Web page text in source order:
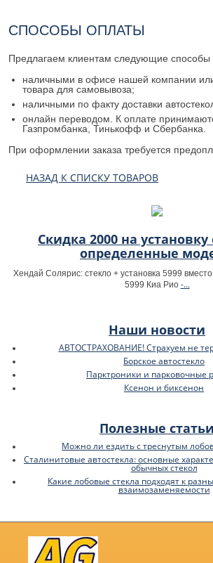
СПОСОБЫ ОПЛАТЫ
Предлагаем клиентам следующие способы
наличными в офисе нашей компании
товара для самовывоза;
наличными по факту доставки
онлайн переводом. К оплате
Газпромбанка, Тинькофф и Сбербанка.
При оформлении заказа требуется
НАЗАД К СПИСКУ ТОВАРОВ
Скидка 2000 на установку
определенные
Хендай Солярис: стекло + установка 5999
5999 Киа Рио -...
Наши новости
АВТОСТРАХОВАНИЕ! Страхуем не
Борское автостекло
Парктроники и парковочные
Ксенон и биксенон
Полезные статьи
Можно ли ездить с треснутым
Сталинитовые автостекла: основные
обычных стекол
Какие лобовые стекла подходят к
взаимозаменяемости